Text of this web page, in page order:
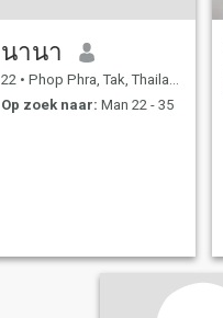
นานา
22 • Phop Phra, Tak, Thailand
Op zoek naar: Man 22 - 35